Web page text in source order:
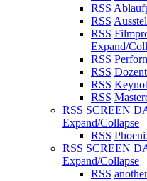
RSS
RSS
RSS
Expand/
RSS
RSS
RSS
RSS
RSS SCREEN
Expand/Collapse
RSS
RSS SCREEN
Expand/Collapse
RSS